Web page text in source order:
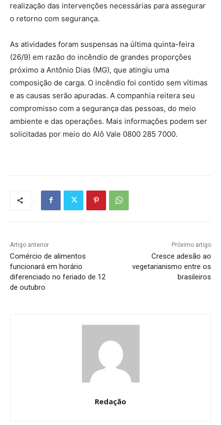
realização das intervenções necessárias para assegurar
o retorno com segurança.
As atividades foram suspensas na última quinta-feira
(26/9) em razão do incêndio de grandes proporções
próximo a Antônio Dias (MG), que atingiu uma
composição de carga. O incêndio foi contido sem vítimas
e as causas serão apuradas. A companhia reitera seu
compromisso com a segurança das pessoas, do meio
ambiente e das operações. Mais informações podem ser
solicitadas por meio do Alô Vale 0800 285 7000.
Artigo anterior
Comércio de alimentos
funcionará em horário
diferenciado no feriado de 12
de outubro
Próximo artigo
Cresce adesão ao
vegetarianismo entre os
brasileiros
Redação